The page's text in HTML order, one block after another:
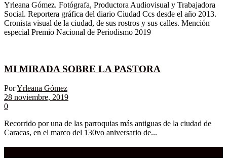
Yrleana Gómez. Fotógrafa, Productora Audiovisual y Trabajadora
Social. Reportera gráfica del diario Ciudad Ccs desde el año 2013.
Cronista visual de la ciudad, de sus rostros y sus calles. Mención
especial Premio Nacional de Periodismo 2019
MI MIRADA SOBRE LA PASTORA
PorYrleana Gómez
28 noviembre, 2019
0
Recorrido por una de las parroquias más antiguas de la ciudad de
Caracas, en el marco del 130vo aniversario de...